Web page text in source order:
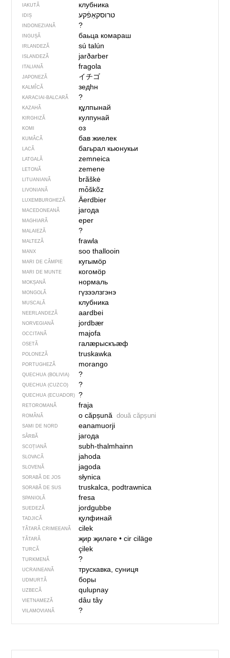
IAKUTĂ клубника
IDIȘ טרוסקאַפֿקע
INDONEZIANĂ ?
INGUȘĂ баьца комараш
IRLANDEZĂ sú talún
ISLANDEZĂ jarðarber
ITALIANĂ fragola
JAPONEZĂ イチゴ
KALMÎCĂ зедһн
KARACIAI-BALCARĂ ?
KAZAHĂ құлпынай
KIRGHIZĂ кулпунай
KOMI оз
KUMÂCĂ бав жиелек
LACĂ багьрал кьюнукьи
LATGALĂ zemneica
LETONĂ zemene
LITUANIANĂ brãškė
LIVONIANĂ mȱškõz
LUXEMBURGHEZĂ Äerdbier
MACEDONEANĂ јагода
MAGHIARĂ eper
MALAIEZĂ ?
MALTEZĂ frawla
MANX soo thallooin
MARI DE CÂMPIE кугымӧр
MARI DE MUNTE когомӧр
MOKȘANĂ нормаль
MONGOLĂ гүзээлзгэнэ
MUSCALĂ клубника
NEERLANDEZĂ aardbei
NORVEGIANĂ jordbær
OCCITANĂ majofa
OSETĂ галӕрыскъӕф
POLONEZĂ truskawka
PORTUGHEZĂ morango
QUECHUA (BOLIVIA) ?
QUECHUA (CUZCO) ?
QUECHUA (ECUADOR) ?
RETOROMANĂ fraja
ROMÂNĂ o căpșună două căpșuni
SAMI DE NORD eanamuorji
SÂRBĂ јагода
SCOȚIANĂ subh-thalmhainn
SLOVACĂ jahoda
SLOVENĂ jagoda
SORABĂ DE JOS słynica
SORABĂ DE SUS truskalca, podtrawnica
SPANIOLĂ fresa
SUEDEZĂ jordgubbe
TADJICĂ қулфинай
TĂTARĂ CRIMEEANĂ cilek
TĂTARĂ җир җиләге• cir ciläge
TURCĂ çilek
TURKMENĂ ?
UCRAINEANĂ трускавка, суниця
UDMURTĂ боры
UZBECĂ qulupnay
VIETNAMEZĂ dâu tây
VILAMOVIANĂ ?